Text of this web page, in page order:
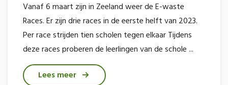
Vanaf 6 maart zijn in Zeeland weer de E-waste
Races. Er zijn drie races in de eerste helft van 2023.
Per race strijden tien scholen tegen elkaar Tijdens
deze races proberen de leerlingen van de schole ...
Lees meer